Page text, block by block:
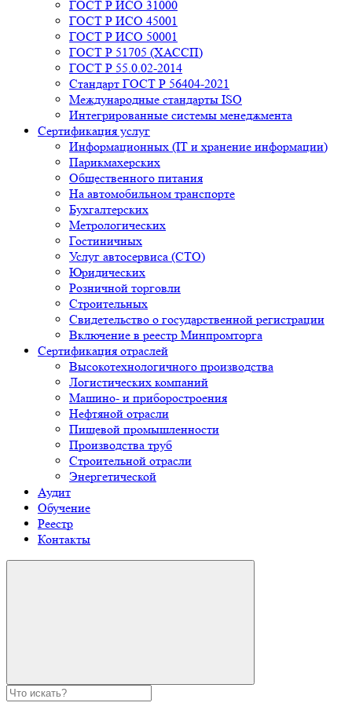
ГОСТ Р ИСО 31000
ГОСТ Р ИСО 45001
ГОСТ Р ИСО 50001
ГОСТ Р 51705 (ХАССП)
ГОСТ Р 55.0.02-2014
Стандарт ГОСТ Р 56404-2021
Международные стандарты ISO
Интегрированные системы менеджмента
Сертификация услуг
Информационных (IT и хранение информации)
Парикмахерских
Общественного питания
На автомобильном транспорте
Бухгалтерских
Метрологических
Гостиничных
Услуг автосервиса (СТО)
Юридических
Розничной торговли
Строительных
Свидетельство о государственной регистрации
Включение в реестр Минпромторга
Сертификация отраслей
Высокотехнологичного производства
Логистических компаний
Машино- и приборостроения
Нефтяной отрасли
Пищевой промышленности
Производства труб
Строительной отрасли
Энергетической
Аудит
Обучение
Реестр
Контакты